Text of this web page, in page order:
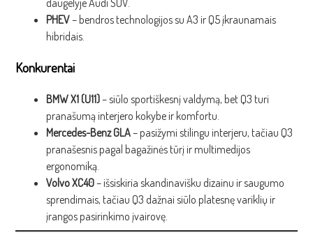
daugelyje Audi SUV.
PHEV– bendros technologijos su A3 ir Q5 įkraunamais
hibridais.
Konkurentai
BMW X1 (U11)– siūlo sportiškesnį valdymą, bet Q3 turi
pranašumą interjero kokybe ir komfortu.
Mercedes-Benz GLA– pasižymi stilingu interjeru, tačiau Q3
pranašesnis pagal bagažinės tūrį ir multimedijos
ergonomiką.
Volvo XC40– išsiskiria skandinavišku dizainu ir saugumo
sprendimais, tačiau Q3 dažnai siūlo platesnę variklių ir
įrangos pasirinkimo įvairovę.